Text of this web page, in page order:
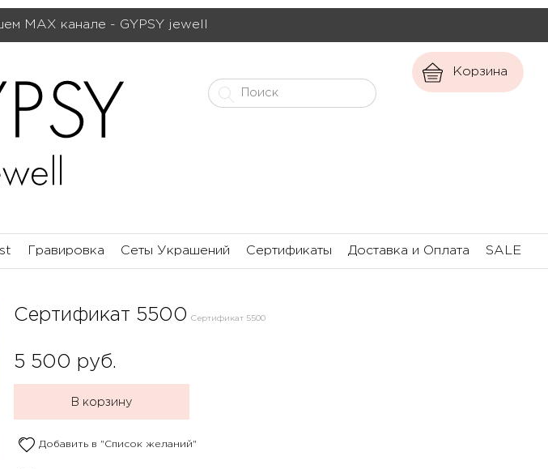
МАХ канале - GYPSY jewell
Корзина
Гравировка Сеты Украшений Сертификаты Доставка и Оплата SALE
Сертификат 5500 Сертификат 5500
5 500 руб.
В корзину
Добавить в "Список желаний"